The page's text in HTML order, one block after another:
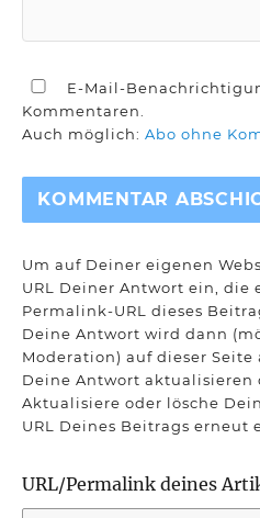
E-Mail-
Kommentaren.
Auch möglich:Abo ohne
Um auf Deiner eigenen
URL Deiner Antwort ein, die
Permalink-URL dieses
Deine Antwort wird dann
Moderation) auf dieser
Deine Antwort aktualisieren
Aktualisiere oder lösche
URL Deines Beitrags erneut
URL/Permalink deines